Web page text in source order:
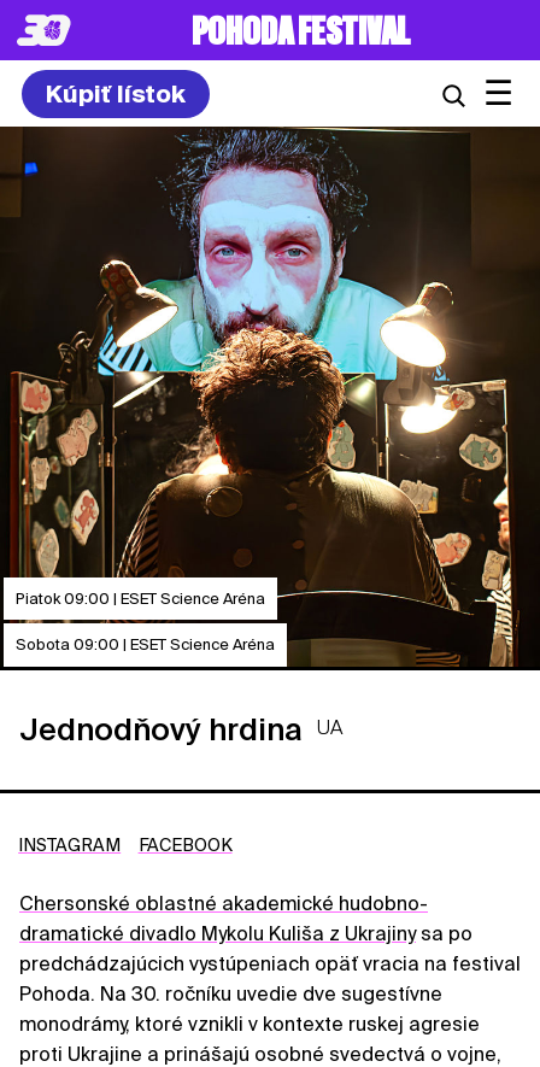
POHODA FESTIVAL
Kúpiť lístok ☰
Sobota 09:00 | ESET Science Aréna
Piatok 09:00 | ESET Science Aréna
Jednodňový hrdina UA
INSTAGRAM FACEBOOK
Chersonské oblastné akademické hudobno-
dramatické divadlo Mykolu Kuliša z Ukrajinysa po
predchádzajúcich vystúpeniach opäť vracia na festival
Pohoda. Na 30. ročníku uvedie dve sugestívne
monodrámy, ktoré vznikli v kontexte ruskej agresie
proti Ukrajine a prinášajú osobné svedectvá o vojne,